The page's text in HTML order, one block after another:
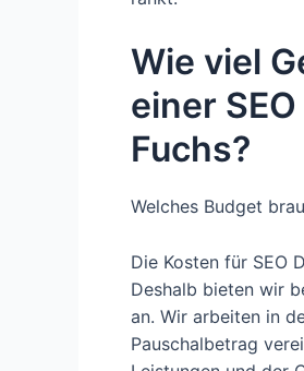
Wie viel
einer
Fuchs?
Welches Budget
Die Kosten für SEO
Deshalb bieten wir
an. Wir arbeiten in
Pauschalbetrag